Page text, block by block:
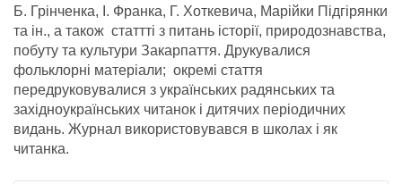
Б. Грінченка, І. Франка, Г. Хоткевича, Марійки Підгірянки
та ін., а також статтті з питань історії, природознавства,
побуту та культури Закарпаття. Друкувалися
фольклорні матеріали; окремі стаття
передруковувалися з українських радянських та
західноукраїнських читанок і дитячих періодичних
видань. Журнал використовувався в школах і як
читанка.